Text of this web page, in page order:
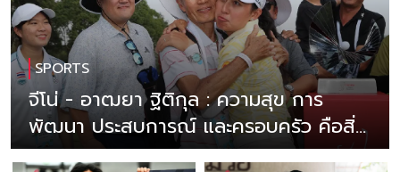
SPORTS
จีโน่ - อาฒยา ฐิติกุล : ความสุข การ
พัฒนา ประสบการณ์ และครอบครัว คือสิ่ง
สำคัญกว่าถ้วยรางวัล